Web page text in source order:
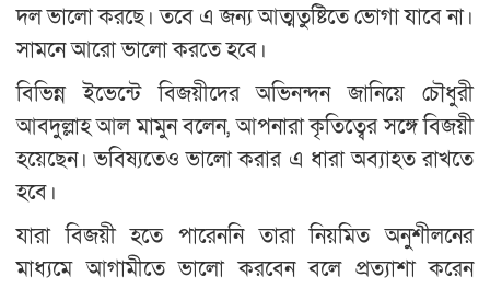
দল ভালো করছে। তবে এ জন্য আত্মতুষ্টিতে ভোগা যাবে না।
সামনে আরো ভালো করতে হবে।
বিভিন্ন ইভেন্টে বিজয়ীদের অভিনন্দন জানিয়ে চৌধুরী
আবদুল্লাহ আল মামুন বলেন, আপনারা কৃতিত্বের সঙ্গে বিজয়ী
হয়েছেন। ভবিষ্যতেও ভালো করার এ ধারা অব্যাহত রাখতে
হবে।
যারা বিজয়ী হতে পারেননি তারা নিয়মিত অনুশীলনের
মাধ্যমে আগামীতে ভালো করবেন বলে প্রত্যাশা করেন